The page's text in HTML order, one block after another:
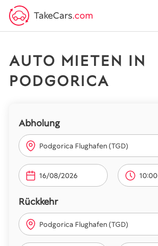
TakeCars.com
AUTO MIETEN IN
PODGORICA
Abholung
Podgorica Flughafen (TGD)
10:00
Rückkehr
Podgorica Flughafen (TGD)